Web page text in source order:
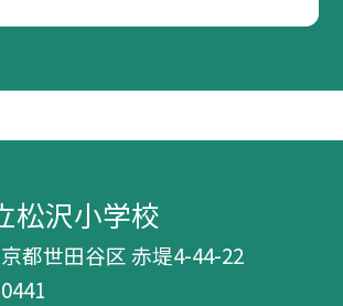
松沢小学校
都世田谷区 赤堤4-44-22